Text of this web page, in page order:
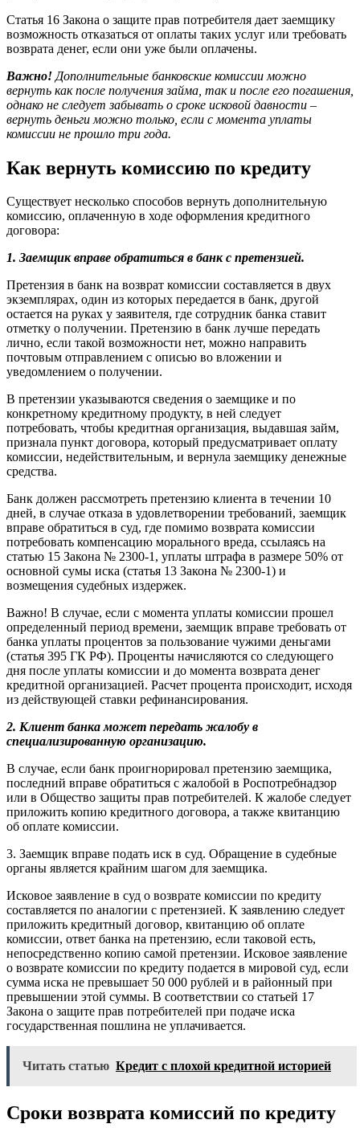
Статья 16 Закона о защите прав потребителя дает заемщику
возможность отказаться от оплаты таких услуг или требовать
возврата денег, если они уже были оплачены.
Важно! Дополнительные банковские комиссии можно
вернуть как после получения займа, так и после его погашения,
однако не следует забывать о сроке исковой давности –
вернуть деньги можно только, если с момента уплаты
комиссии не прошло три года.
Как вернуть комиссию по кредиту
Существует несколько способов вернуть дополнительную
комиссию, оплаченную в ходе оформления кредитного
договора:
1. Заемщик вправе обратиться в банк с претензией.
Претензия в банк на возврат комиссии составляется в двух
экземплярах, один из которых передается в банк, другой
остается на руках у заявителя, где сотрудник банка ставит
отметку о получении. Претензию в банк лучше передать
лично, если такой возможности нет, можно направить
почтовым отправлением с описью во вложении и
уведомлением о получении.
В претензии указываются сведения о заемщике и по
конкретному кредитному продукту, в ней следует
потребовать, чтобы кредитная организация, выдавшая займ,
признала пункт договора, который предусматривает оплату
комиссии, недействительным, и вернула заемщику денежные
средства.
Банк должен рассмотреть претензию клиента в течении 10
дней, в случае отказа в удовлетворении требований, заемщик
вправе обратиться в суд, где помимо возврата комиссии
потребовать компенсацию морального вреда, ссылаясь на
статью 15 Закона № 2300-1, уплаты штрафа в размере 50% от
основной сумы иска (статья 13 Закона № 2300-1) и
возмещения судебных издержек.
Важно! В случае, если с момента уплаты комиссии прошел
определенный период времени, заемщик вправе требовать от
банка уплаты процентов за пользование чужими деньгами
(статья 395 ГК РФ). Проценты начисляются со следующего
дня после уплаты комиссии и до момента возврата денег
кредитной организацией. Расчет процента происходит, исходя
из действующей ставки рефинансирования.
2. Клиент банка может передать жалобу в
специализированную организацию.
В случае, если банк проигнорировал претензию заемщика,
последний вправе обратиться с жалобой в Роспотребнадзор
или в Общество защиты прав потребителей. К жалобе следует
приложить копию кредитного договора, а также квитанцию
об оплате комиссии.
3. Заемщик вправе подать иск в суд. Обращение в судебные
органы является крайним шагом для заемщика.
Исковое заявление в суд о возврате комиссии по кредиту
составляется по аналогии с претензией. К заявлению следует
приложить кредитный договор, квитанцию об оплате
комиссии, ответ банка на претензию, если таковой есть,
непосредственно копию самой претензии. Исковое заявление
о возврате комиссии по кредиту подается в мировой суд, если
сумма иска не превышает 50 000 рублей и в районный при
превышении этой суммы. В соответствии со статьей 17
Закона о защите прав потребителей при подаче иска
государственная пошлина не уплачивается.
Читать статью Кредит с плохой кредитной историей
Сроки возврата комиссий по кредиту